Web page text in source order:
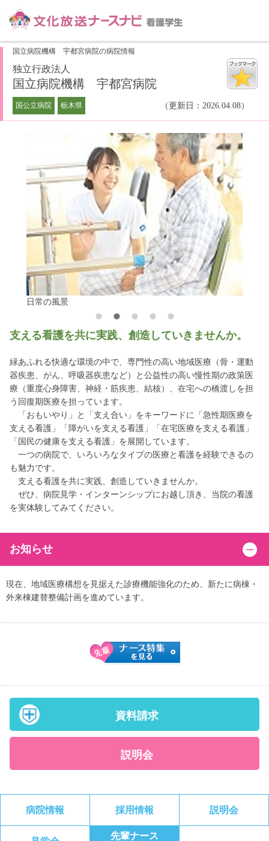
国立病院機構 宇都宮病院の病院情報
独立行政法人
国立病院機構 宇都宮病院
国公立病院 栃木県 （更新日：2026.04.08）
日常の風景
支える看護を共に実践、創造していきませんか。
緑あふれる快適な環境の中で、専門性の高い地域医療（骨・運動
器疾患、がん、呼吸器疾患など）と公益性の高い慢性期の政策医
療（重度心身障害、神経・筋疾患、結核）、在宅への橋渡しを担
う回復期医療を担っています。
「おもいやり」と「支え合い」をキーワードに「急性期医療を
支える看護」「障がいを支える看護」「在宅医療を支える看護」
「国民の健康を支える看護」を展開しています。
一つの病院で、いろいろなタイプの医療と看護を経験できるの
も魅力です。
支える看護を共に実践、創造していきませんか。
ぜひ、病院見学・インターンシップにお越し頂き、当院の看護
を実体験してみてください。
お知らせ
現在、地域医療構想を見据えた診療機能強化のため、新たに病棟・
外来棟建替整備計画を進めています。
資料請求
説明会
病院情報 採用情報 説明会
先輩ナース